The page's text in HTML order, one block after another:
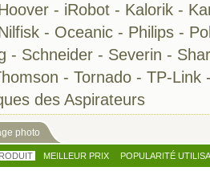
- iRobot - Kalorik -
- Oceanic - Philips -
- Schneider - Severin -
- Tornado - TP-Link
des Aspirateurs
photo
MEILLEUR PRIX POPULARITÉ